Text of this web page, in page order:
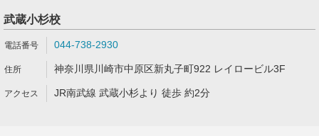
武蔵小杉校
044-738-2930
神奈川県川崎市中原区新丸子町922 レイロービル3F
JR南武線 武蔵小杉より 徒歩 約2分